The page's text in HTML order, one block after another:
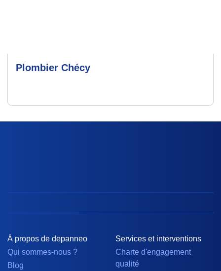
Plombier Chécy
À propos de depanneo
Qui sommes-nous ?
Blog
Services et interventions
Charte d'engagement
qualité